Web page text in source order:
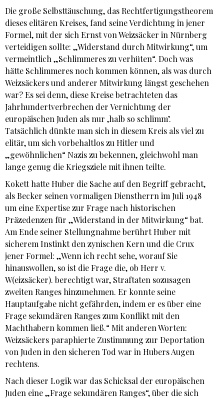
Die große Selbsttäuschung, das Rechtfertigungstheorem
dieses elitären Kreises, fand seine Verdichtung in jener
Formel, mit der sich Ernst von Weizsäcker in Nürnberg
verteidigen sollte: „Widerstand durch Mitwirkung“, um
vermeintlich „Schlimmeres zu verhüten“. Doch was
hätte Schlimmeres noch kommen können, als was durch
Weizsäckers und anderer Mitwirkung längst geschehen
war? Es sei denn, diese Kreise betrachteten das
Jahrhundertverbrechen der Vernichtung der
europäischen Juden als nur ‚halb so schlimm’.
Tatsächlich dünkte man sich in diesem Kreis als viel zu
elitär, um sich vorbehaltlos zu Hitler und
„gewöhnlichen“ Nazis zu bekennen, gleichwohl man
lange genug die Kriegsziele mit ihnen teilte.
Kokett hatte Huber die Sache auf den Begriff gebracht,
als Becker seinen vormaligen Dienstherrn im Juli 1948
um eine Expertise zur Frage nach historischen
Präzedenzen für „Widerstand in der Mitwirkung“ bat.
Am Ende seiner Stellungnahme berührt Huber mit
sicherem Instinkt den zynischen Kern und die Crux
jener Formel: „Wenn ich recht sehe, worauf Sie
hinauswollen, so ist die Frage die, ob Herr v.
W(eizsäcker). berechtigt war, Straftaten sozusagen
zweiten Ranges hinzunehmen. Er konnte seine
Hauptaufgabe nicht gefährden, indem er es über eine
Frage sekundären Ranges zum Konflikt mit den
Machthabern kommen ließ.“ Mit anderen Worten:
Weizsäckers paraphierte Zustimmung zur Deportation
von Juden in den sicheren Tod war in Hubers Augen
rechtens.
Nach dieser Logik war das Schicksal der europäischen
Juden eine „Frage sekundären Ranges“, über die sich